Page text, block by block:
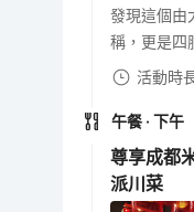
發現這個由
稱，更是四
活動時
午餐 · 下午
尊享成都
派川菜